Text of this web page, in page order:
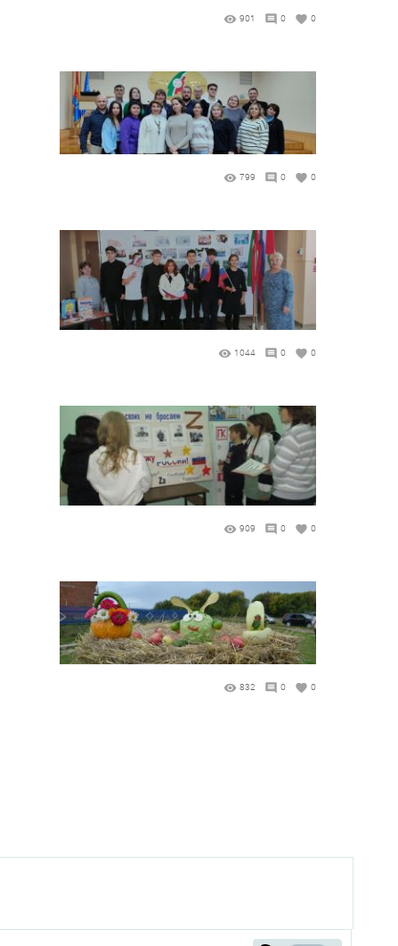
901 0 0
799 0 0
1044 0 0
909 0 0
832 0 0